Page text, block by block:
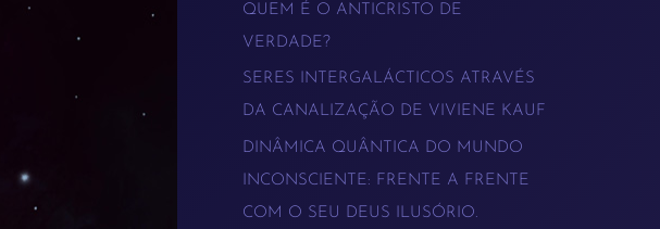
i
a
r
p
o
QUEM É O ANTICRISTO DE
VERDADE?
SERES INTERGALÁCTICOS ATRAVÉS
DA CANALIZAÇÃO DE VIVIENE KAUF
DINÂMICA QUÂNTICA DO MUNDO
INCONSCIENTE: FRENTE A FRENTE
COM O SEU DEUS ILUSÓRIO.